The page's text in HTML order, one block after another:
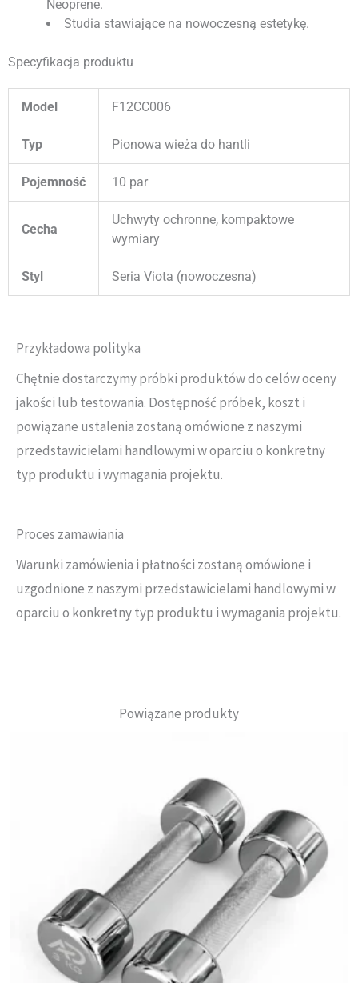
Neoprene.
Studia stawiające na nowoczesną estetykę.
Specyfikacja produktu
Model F12CC006
Typ Pionowa wieża do hantli
Pojemność 10 par
Cecha
Uchwyty ochronne, kompaktowe
wymiary
Styl Seria Viota (nowoczesna)
Przykładowa polityka
Chętnie dostarczymy próbki produktów do celów oceny
jakości lub testowania. Dostępność próbek, koszt i
powiązane ustalenia zostaną omówione z naszymi
przedstawicielami handlowymi w oparciu o konkretny
typ produktu i wymagania projektu.
Proces zamawiania
Warunki zamówienia i płatności zostaną omówione i
uzgodnione z naszymi przedstawicielami handlowymi w
oparciu o konkretny typ produktu i wymagania projektu.
Powiązane produkty